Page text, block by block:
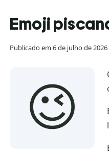
Emoji
Publicado em 6 de julho de
😉